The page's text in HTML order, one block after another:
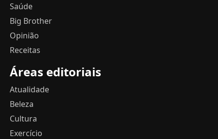
Saúde
Big Brother
Opinião
Receitas
Áreas editoriais
Atualidade
Beleza
Cultura
Exercício